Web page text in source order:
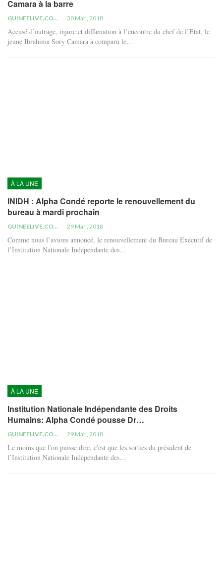
Camara à la barre
GUINEELIVE.COM 30 Mar , 2018
Accusé d’outrage, injure et diffamation à l’encontre du chef de l’Etat, le
jeune Ibrahima Sory Camara à comparu le…
À LA UNE
INIDH : Alpha Condé reporte le renouvellement du
bureau à mardi prochain
GUINEELIVE.COM 29 Mar , 2018
Comme nous l’avions annoncé, le renouvellement du Bureau Exécutif de
l’Institution Nationale Indépendante des…
À LA UNE
Institution Nationale Indépendante des Droits
Humains: Alpha Condé pousse Dr…
GUINEELIVE.COM 29 Mar , 2018
Le moins que l'on puisse dire, c'est que les sorties du président de
l’Institution Nationale Indépendante des…